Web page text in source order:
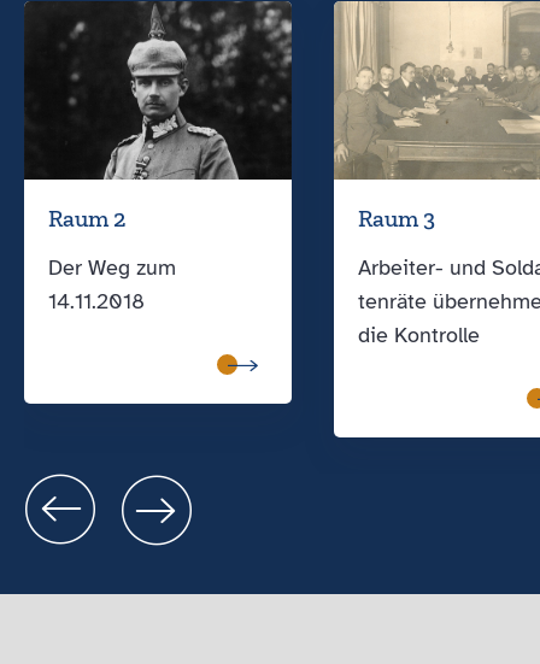
Raum 2
Der Weg zum
14.11.2018
Raum 3
Arbeiter- und
ten­räte
die Kontrolle